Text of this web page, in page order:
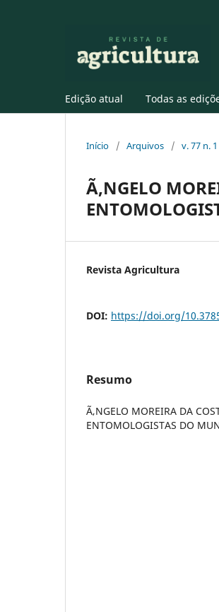
Edição atual Todas as
Início / Arquivos / v. 77 n.
Ã‚NGELO
Revista Agricultura
DOI: https://doi.org/
Resumo
Ã‚NGELO MOREIRA DA
ENTOMOLOGISTAS DO